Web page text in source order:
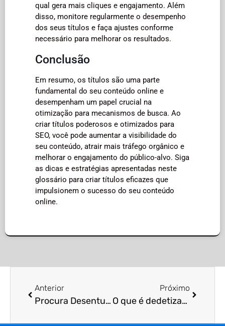
qual gera mais cliques e engajamento. Além
disso, monitore regularmente o desempenho
dos seus títulos e faça ajustes conforme
necessário para melhorar os resultados.
Conclusão
Em resumo, os títulos são uma parte
fundamental do seu conteúdo online e
desempenham um papel crucial na
otimização para mecanismos de busca. Ao
criar títulos poderosos e otimizados para
SEO, você pode aumentar a visibilidade do
seu conteúdo, atrair mais tráfego orgânico e
melhorar o engajamento do público-alvo. Siga
as dicas e estratégias apresentadas neste
glossário para criar títulos eficazes que
impulsionem o sucesso do seu conteúdo
online.
Anterior
Procura Desentupidora?
Próximo
O que é dedetização?